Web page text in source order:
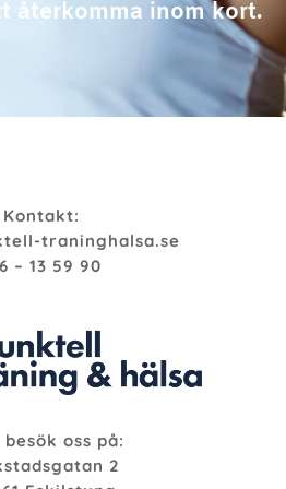
återkomma inom kort.
Kontakt:
traninghalsa.se
– 13 59 90
oss på:
2